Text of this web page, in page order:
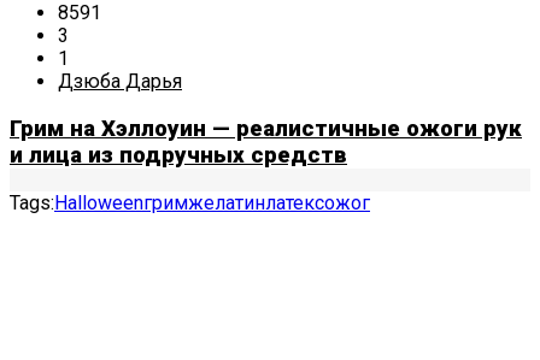
8591
3
1
Дзюба Дарья
Грим на Хэллоуин — реалистичные ожоги рук
и лица из подручных средств
Tags:Halloweenгримжелатинлатексожог